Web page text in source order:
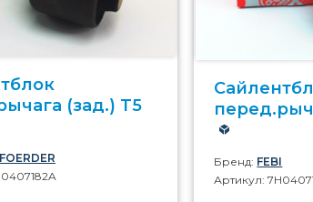
(зад.) T5
Бренд: FEBI
Артикул: